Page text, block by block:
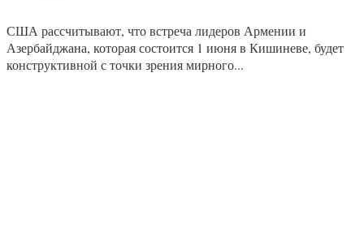
США рассчитывают, что встреча лидеров Армении и
Азербайджана, которая состоится 1 июня в Кишиневе, будет
конструктивной с точки зрения мирного...